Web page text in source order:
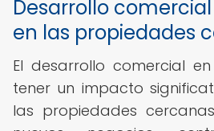
Desarrollo
en las propiedades
El desarrollo comercial
tener un impacto
las propiedades